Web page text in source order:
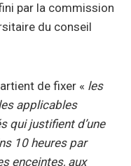
par la commission
du conseil
de fixer « les
applicables
qui justifient d’une
10 heures par
enceintes, aux